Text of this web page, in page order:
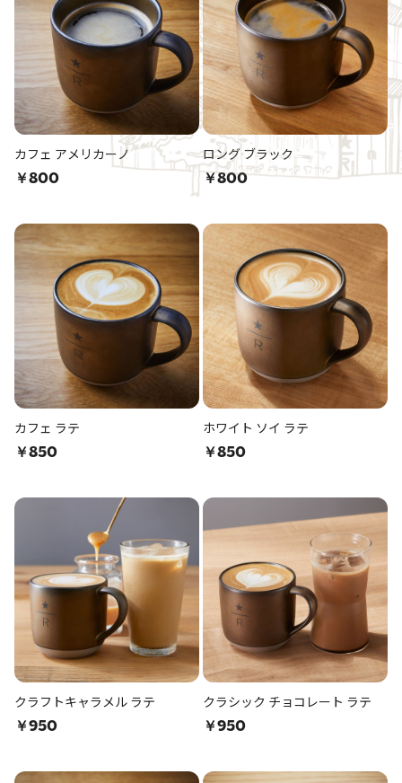
カフェ アメリカーノ
￥800
ロング ブラック
￥800
カフェ ラテ
￥850
ホワイト ソイ ラテ
￥850
クラフトキャラメル ラテ
￥950
クラシック チョコレート ラテ
￥950